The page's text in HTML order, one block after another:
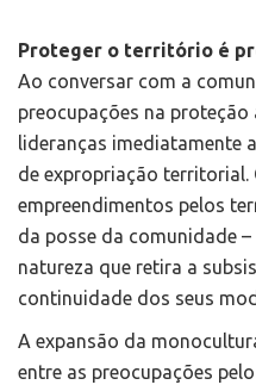
Proteger o território é
Ao conversar com a
preocupações na
lideranças imediatamente
de expropriação territorial.
empreendimentos pelos
da posse da comunidade
natureza que retira a
continuidade dos seus
A expansão da
entre as preocupações